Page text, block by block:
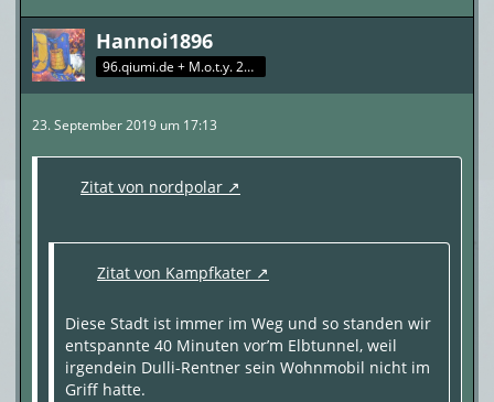
Hannoi1896
96.qiumi.de + M.o.t.y. 2017
23. September 2019 um 17:13
Zitat von nordpolar
Zitat von Kampfkater
Diese Stadt ist immer im Weg und so standen wir
entspannte 40 Minuten vor’m Elbtunnel, weil
irgendein Dulli-Rentner sein Wohnmobil nicht im
Griff hatte.